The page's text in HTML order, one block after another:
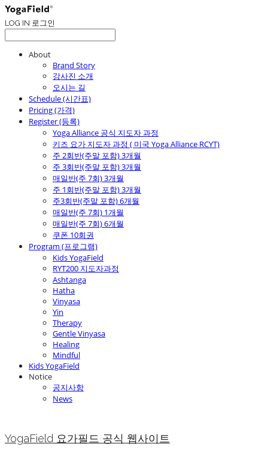
LOG IN 로그인
About
Brand Story
강사진 소개
오시는 길
Schedule (시간표)
Pricing (가격)
Register (등록)
Yoga Alliance 공식 지도자 과정
키즈 요가 지도자 과정 ( 미국 Yoga Alliance RCYT)
주 2회반(주말 포함) 3개월
주 3회반(주말 포함) 3개월
매일반(주 7회) 3개월
주 1회반(주말 포함) 3개월
주3회반(주말 포함) 6개월
매일반(주 7회) 1개월
매일반(주 7회) 6개월
쿠폰 10회권
Program (프로그램)
Kids YogaField
RYT200 지도자과정
Ashtanga
Hatha
Vinyasa
Yin
Therapy
Gentle Vinyasa
Healing
Mindful
Kids YogaField
Notice
공지사항
News
YogaField 요가필드 공식 웹사이트